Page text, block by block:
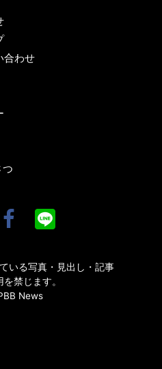
合わせ
つ
いる写真・見出し・記事
禁じます。
News